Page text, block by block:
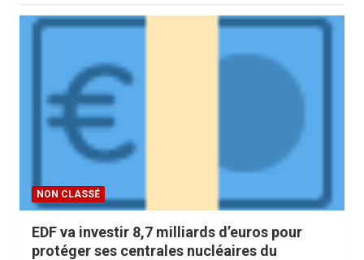
NON CLASSÉ
EDF va investir 8,7 milliards d’euros pour
protéger ses centrales nucléaires du